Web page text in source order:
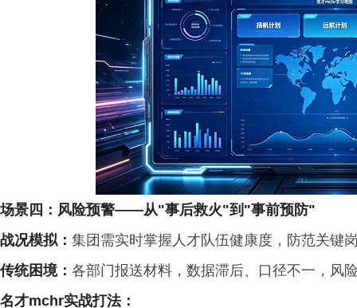
场景四：风险预警——从"事后救火"到 "事前预防"
战况模拟： 集团需实时掌握人才队伍健康度，防范关键
传统困境： 各部门报送材料，数据滞后、口径不一，风
名才mchr实战打法：